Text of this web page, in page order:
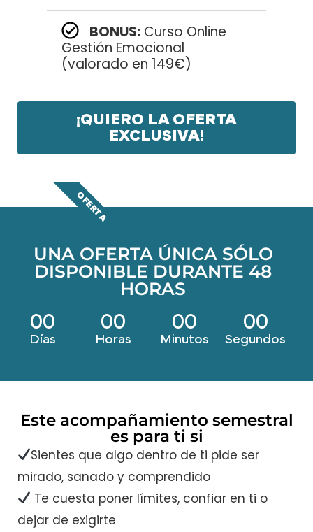
BONUS:Curso Online
Gestión Emocional
(valorado en 149€)
¡QUIERO LA OFERTA
EXCLUSIVA!
OFERTA
UNA OFERTA ÚNICA SÓLO
DISPONIBLE DURANTE 48
HORAS
00
Días
00
Horas
00
Minutos
00
Segundos
Este acompañamiento semestral
es para ti si
Sientes que algo dentro de ti pide ser
mirado, sanado y comprendido
Te cuesta poner límites, confiar en ti o
dejar de exigirte